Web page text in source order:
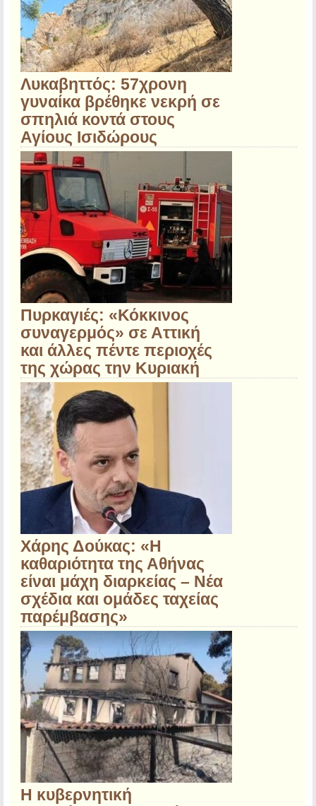
Λυκαβηττός: 57χρονη
γυναίκα βρέθηκε νεκρή σε
σπηλιά κοντά στους
Αγίους Ισιδώρους
Πυρκαγιές: «Κόκκινος
συναγερμός» σε Αττική
και άλλες πέντε περιοχές
της χώρας την Κυριακή
Χάρης Δούκας: «Η
καθαριότητα της Αθήνας
είναι μάχη διαρκείας – Νέα
σχέδια και ομάδες ταχείας
παρέμβασης»
Η κυβερνητική